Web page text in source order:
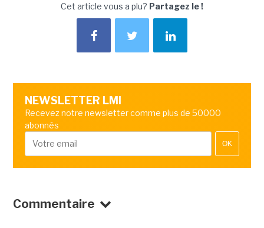
Cet article vous a plu? Partagez le !
NEWSLETTER LMI
Recevez notre newsletter comme plus de 50000
abonnés
OK
Commentaire